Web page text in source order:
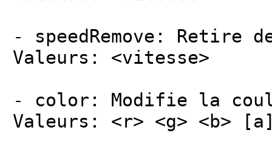
- speedRemove:
Valeurs: <vitesse>
- color: Modifie la
Valeurs: <r> <g> <b>